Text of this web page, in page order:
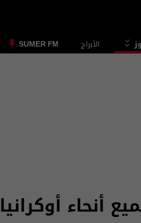
الأبراج SUMER FM
أنحاء أوكرانيا